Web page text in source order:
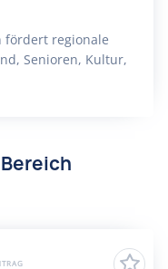
fördert regionale
Senioren, Kultur,